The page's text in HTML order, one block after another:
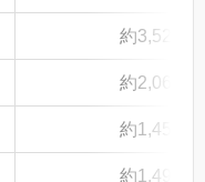
約3,522件
約2,062件
約1,458件
約1,495件